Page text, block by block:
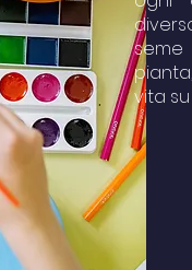
vita